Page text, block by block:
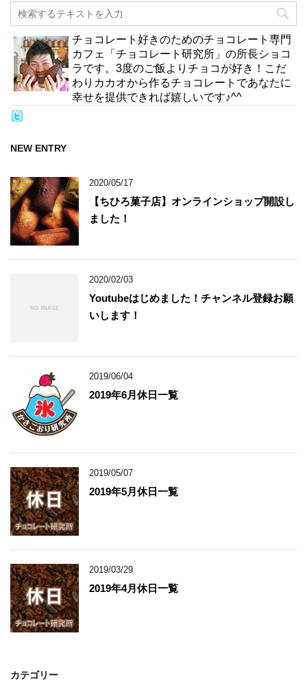
チョコレート好きのためのチョコレート専門
カフェ「チョコレート研究所」の所長ショコ
ラです。3度のご飯よりチョコが好き！こだ
わりカカオから作るチョコレートであなたに
幸せを提供できれば嬉しいです♪^^
NEW ENTRY
2020/05/17
【ちひろ菓子店】オンラインショップ開設し
ました！
2020/02/03
Youtubeはじめました！チャンネル登録お願
いします！
2019/06/04
2019年6月休日一覧
2019/05/07
2019年5月休日一覧
2019/03/29
2019年4月休日一覧
カテゴリー